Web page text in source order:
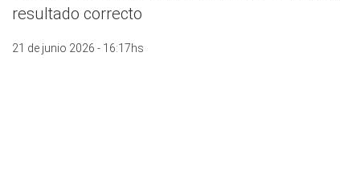
resultado correcto
21 de junio 2026 - 16:17hs